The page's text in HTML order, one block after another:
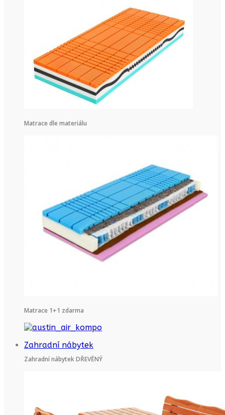
Matrace dle materiálu
Matrace 1+1 zdarma
Zahradní nábytek
Zahradní nábytek DŘEVĚNÝ